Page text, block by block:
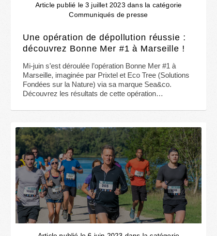
Article publié le 3 juillet 2023 dans la catégorie
Communiqués de presse
Une opération de dépollution réussie :
découvrez Bonne Mer #1 à Marseille !
Mi-juin s’est déroulée l’opération Bonne Mer #1 à
Marseille, imaginée par Prixtel et Eco Tree (Solutions
Fondées sur la Nature) via sa marque Sea&co.
Découvrez les résultats de cette opération…